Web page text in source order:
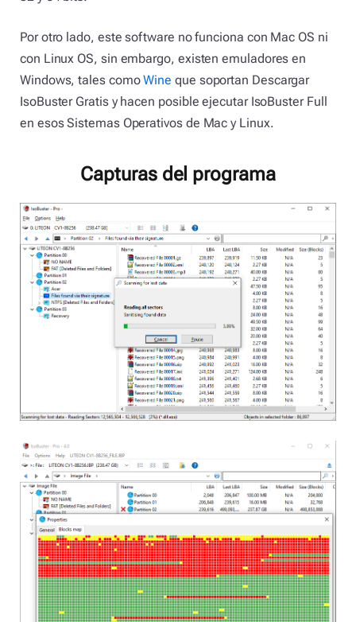
Por otro lado, este software no funciona con Mac OS ni
con Linux OS, sin embargo, existen emuladores en
Windows, tales comoWine que soportan Descargar
IsoBuster Gratis y hacen posible ejecutar IsoBuster Full
en esos Sistemas Operativos de Mac y Linux.
Capturas del programa